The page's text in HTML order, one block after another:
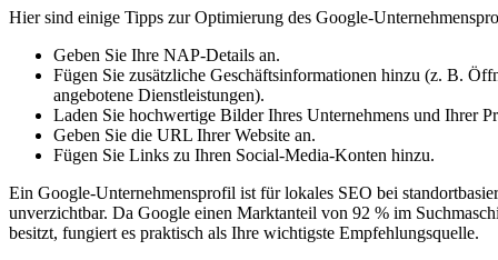
Hier sind einige Tipps zur Optimierung des Google-
Geben Sie Ihre NAP-Details an.
Fügen Sie zusätzliche Geschäftsinformationen hinzu (z. B.
angebotene Dienstleistungen).
Laden Sie hochwertige Bilder Ihres Unternehmens und Ihrer
Geben Sie die URL Ihrer Website an.
Fügen Sie Links zu Ihren Social-Media-Konten hinzu.
Ein Google-Unternehmensprofil ist für lokales SEO bei
unverzichtbar. Da Google einen Marktanteil von 92 % im
besitzt, fungiert es praktisch als Ihre wichtigste Empfehlungsquelle.